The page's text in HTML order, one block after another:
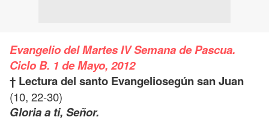
Evangelio del Martes IV Semana de Pascua.
Ciclo B. 1 de Mayo, 2012
† Lectura del santo Evangeliosegún san Juan
(10, 22-30)
Gloria a ti, Señor.